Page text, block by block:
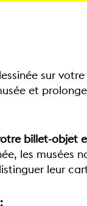
sur
et
billet-objet
les
leur